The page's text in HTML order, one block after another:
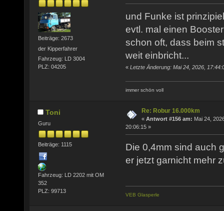
Beiträge: 2673
der Kipperfahrer
Fahrzeug: LD 3004
PLZ: 04205
und Funke ist
evtl. mal einen
schon oft, dass beim
weit einbricht...
« Letzte Änderung: Mai 24, 2026,
immer schön voll
Toni
Guru
Beiträge: 1115
Fahrzeug: LD 2202 mit OM
352
PLZ: 99713
Re: Robur 16.000km
« Antwort #156 am: Mai 24,
20:06:15 »
Die 0,4mm sind auch
er jetzt garnicht mehr
VEB Glasperle